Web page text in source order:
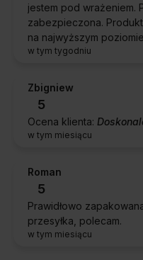
jestem pod wrażeniem.
zabezpieczona.
na najwyższym
w tym tygodniu
Zbigniew
5
Ocena klienta:
w tym miesiącu
Roman
5
Prawidłowo
przesyłka, polecam.
w tym miesiącu